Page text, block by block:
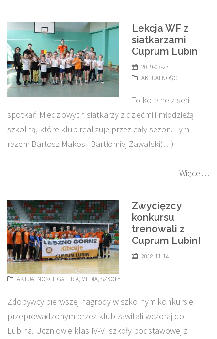
Lekcja WF z
siatkarzami
Cuprum Lubin
2019-03-27
AKTUALNOŚCI
To kolejne z serii
spotkań Miedziowych siatkarzy z dziećmi i młodzieżą
szkolną, które klub realizuje przez cały sezon. Tym
razem Bartosz Makos i Bartłomiej Zawalski(…)
Więcej…
Zwycięzcy
konkursu
trenowali z
Cuprum Lubin!
2018-11-14
AKTUALNOŚCI, GALERIA, MEDIA, SZKOŁY
Zdobywcy pierwszej nagrody w szkolnym konkursie
przeprowadzonym przez klub zawitali wczoraj do
Lubina. Uczniowie klas IV-VI szkoły podstawowej z